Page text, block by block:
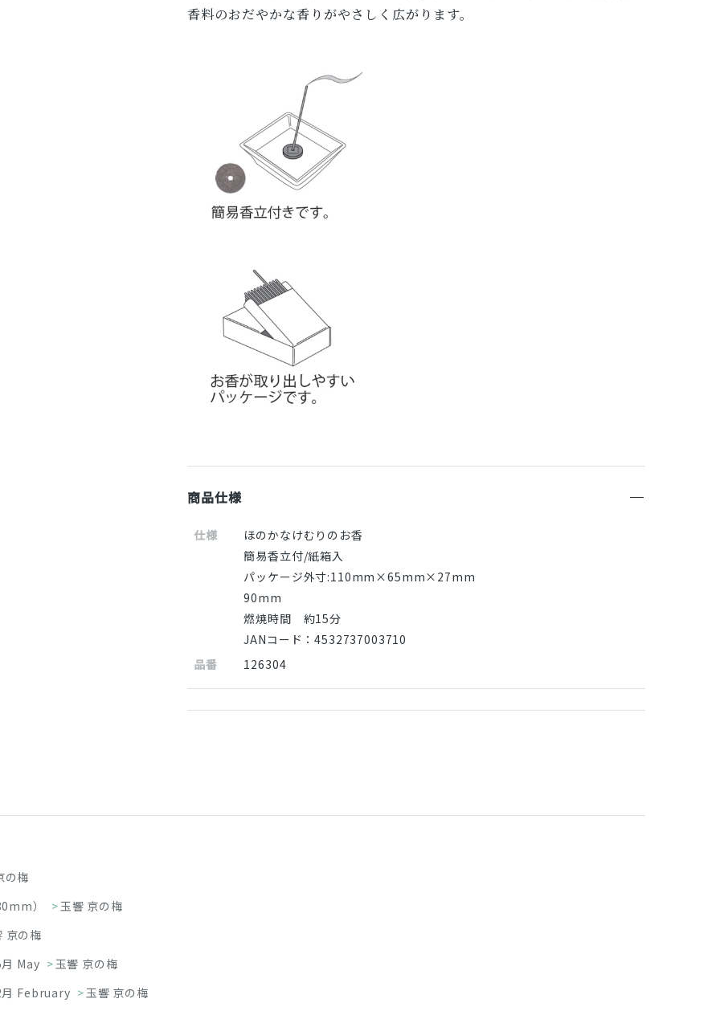
香料のおだやかな香りがやさしく広がります。
商品仕様
仕様
ほのかなけむりのお香
簡易香立付/紙箱入
パッケージ外寸:110mm×65mm×27mm
90mm
燃焼時間 約15分
JANコード：4532737003710
品番
126304
の梅
）
>玉響 京の梅
京の梅
May >玉響 京の梅
February >玉響 京の梅